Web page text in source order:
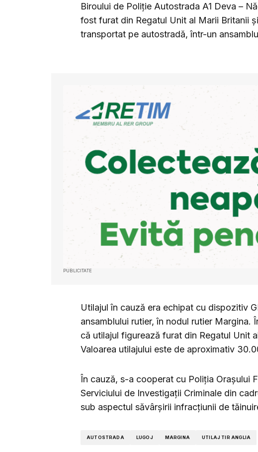
Biroului de Poliţie Autostrada A1 Deva –
fost furat din Regatul Unit al Marii Britanii
transportat pe autostradă, într-un
PUBLICITATE
Utilajul în cauză era echipat cu dispozitiv
ansamblului rutier, în nodul rutier
că utilajul figurează furat din Regatul Unit
Valoarea utilajului este de aproximativ
În cauză, s-a cooperat cu Poliţia Oraşului
Serviciului de Investigații Criminale din
sub aspectul săvârșirii infracțiunii de
AUTOSTRADA LUGOJ MARGINA UTILAJ TIR ANGLIA